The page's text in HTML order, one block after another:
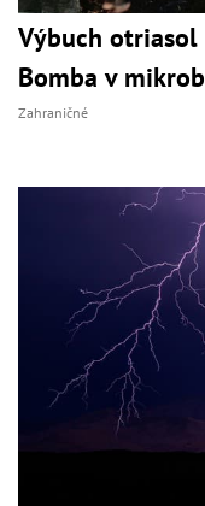
Výbuch otriasol
Bomba v
Zahraničné